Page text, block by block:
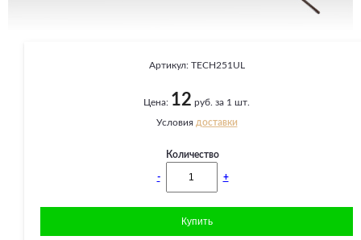
Артикул: TECH251UL
Цена: 12 руб. за 1 шт.
Условия доставки
Количество
- +